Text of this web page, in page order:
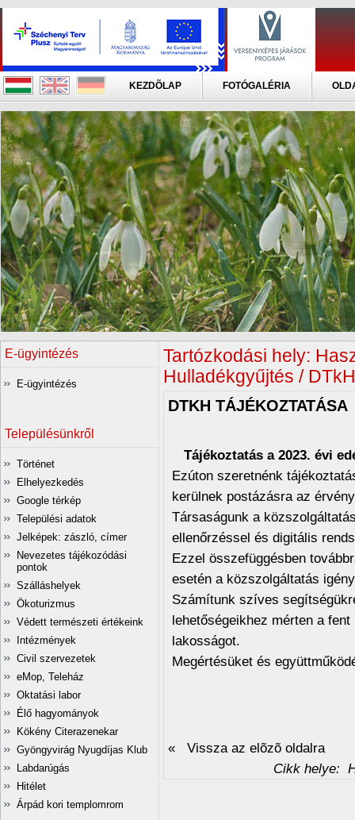
KEZDÕLAP FOTÓGALÉRIA
E-ügyintézés
E-ügyintézés
Településünkről
Történet
Elhelyezkedés
Google térkép
Települési adatok
Jelképek: zászló, címer
Nevezetes tájékozódási
pontok
Szálláshelyek
Ökoturizmus
Védett természeti értékeink
Intézmények
Civil szervezetek
eMop, Teleház
Oktatási labor
Élő hagyományok
Kökény Citerazenekar
Gyöngyvirág Nyugdíjas Klub
Labdarúgás
Hitélet
Árpád kori templomrom
Tartózkodási hely:
Hulladékgyűjtés /
DTKH TÁJÉKOZTATÁSA
Tájékoztatás a 2023. évi
Ezúton szeretnénk
kerülnek postázásra az
Társaságunk a
ellenőrzéssel és digitális
Ezzel összefüggésben
esetén a közszolgáltatás
Számítunk szíves
lehetőségeikhez mérten a
lakosságot.
Megértésüket és
« Vissza az elõzõ oldalra
Cikk helye: